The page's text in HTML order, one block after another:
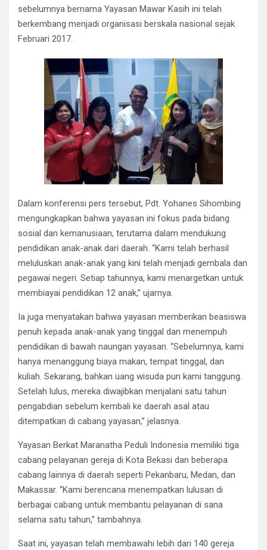
sebelumnya bernama Yayasan Mawar Kasih ini telah
berkembang menjadi organisasi berskala nasional sejak
Februari 2017.
Dalam konferensi pers tersebut, Pdt. Yohanes Sihombing
mengungkapkan bahwa yayasan ini fokus pada bidang
sosial dan kemanusiaan, terutama dalam mendukung
pendidikan anak-anak dari daerah. “Kami telah berhasil
meluluskan anak-anak yang kini telah menjadi gembala dan
pegawai negeri. Setiap tahunnya, kami menargetkan untuk
membiayai pendidikan 12 anak,” ujarnya.
Ia juga menyatakan bahwa yayasan memberikan beasiswa
penuh kepada anak-anak yang tinggal dan menempuh
pendidikan di bawah naungan yayasan. “Sebelumnya, kami
hanya menanggung biaya makan, tempat tinggal, dan
kuliah. Sekarang, bahkan uang wisuda pun kami tanggung.
Setelah lulus, mereka diwajibkan menjalani satu tahun
pengabdian sebelum kembali ke daerah asal atau
ditempatkan di cabang yayasan,” jelasnya.
Yayasan Berkat Maranatha Peduli Indonesia memiliki tiga
cabang pelayanan gereja di Kota Bekasi dan beberapa
cabang lainnya di daerah seperti Pekanbaru, Medan, dan
Makassar. “Kami berencana menempatkan lulusan di
berbagai cabang untuk membantu pelayanan di sana
selama satu tahun,” tambahnya.
Saat ini, yayasan telah membawahi lebih dari 140 gereja